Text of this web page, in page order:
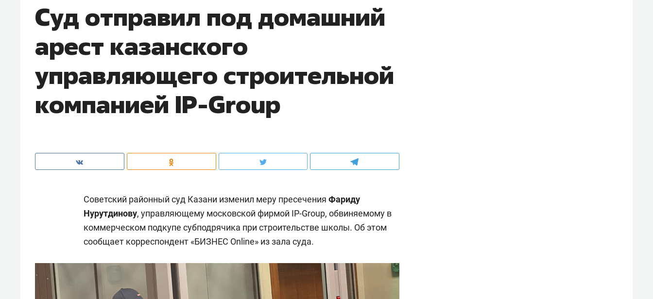
Суд отправил под домашний
арест казанского
управляющего строительной
компанией IP-Group
Советский районный суд Казани изменил меру пресечения Фариду
Нурутдинову, управляющему московской фирмой IP-Group, обвиняемому в
коммерческом подкупе субподрячика при строительстве школы. Об этом
сообщает корреспондент «БИЗНЕС Online» из зала суда.